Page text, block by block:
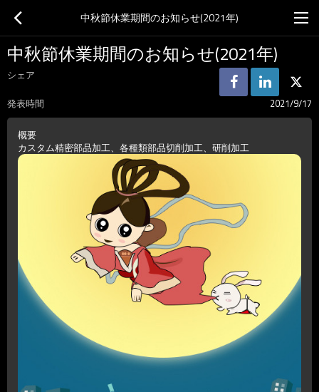
中秋節休業期間のお知らせ(2021年)
中秋節休業期間のお知らせ(2021年)
シェア
発表時間
2021/9/17
概要
カスタム精密部品加工、各種類部品切削加工、研削加工